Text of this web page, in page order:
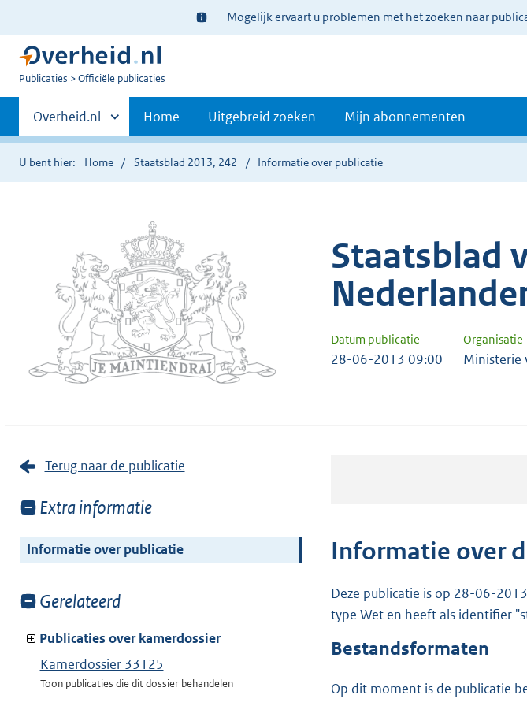
Ter
informatie:
Mogelijk ervaart u problemen met het zoeken naar
U
Publicaties Officiële publicaties
Primaire
navigatie
Andere
sites
binnen
Overheid.nl Home Uitgebreid zoeken Mijn abonnementen
U bent hier: Home Staatsblad 2013, 242 Informatie over publicatie
Staatsblad
Datum publicatie Organisatie
28-06-2013 09:00 Ministerie
Terug naar de publicatie
Toon
van:
Extra informatie
Informatie over publicatie
Toon
van:
Gerelateerd
Publicaties over kamerdossier
Kamerdossier 33125
Toon publicaties die dit dossier behandelen
Informatie over
Deze publicatie is op 28-06-
type Wet en heeft als identifier
Bestandsformaten
Op dit moment is de publicatie